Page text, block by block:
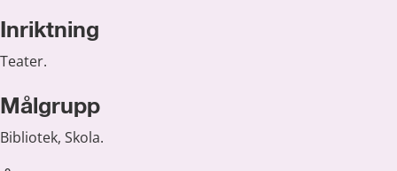
Inriktning
Teater.
Målgrupp
Bibliotek, Skola.